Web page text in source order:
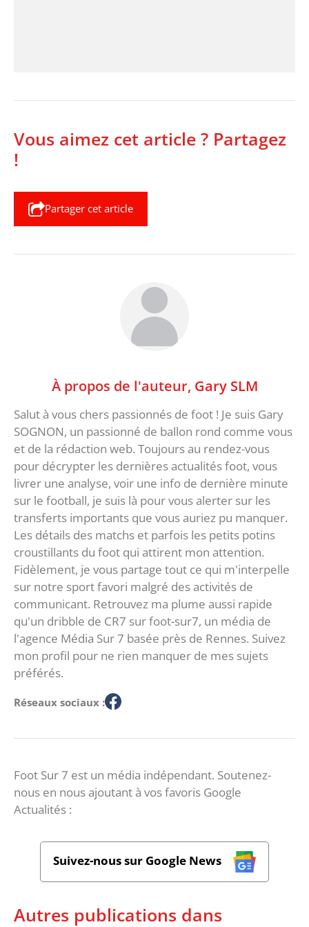
Vous aimez cet article ? Partagez
!
Partager cet article
À propos de l'auteur, Gary SLM
Salut à vous chers passionnés de foot ! Je suis Gary
SOGNON, un passionné de ballon rond comme vous
et de la rédaction web. Toujours au rendez-vous
pour décrypter les dernières actualités foot, vous
livrer une analyse, voir une info de dernière minute
sur le football, je suis là pour vous alerter sur les
transferts importants que vous auriez pu manquer.
Les détails des matchs et parfois les petits potins
croustillants du foot qui attirent mon attention.
Fidèlement, je vous partage tout ce qui m'interpelle
sur notre sport favori malgré des activités de
communicant. Retrouvez ma plume aussi rapide
qu'un dribble de CR7 sur foot-sur7, un média de
l'agence Média Sur 7 basée près de Rennes. Suivez
mon profil pour ne rien manquer de mes sujets
préférés.
Réseaux sociaux :
Foot Sur 7 est un média indépendant. Soutenez-
nous en nous ajoutant à vos favoris Google
Actualités :
Suivez-nous sur Google News
Autres publications dans